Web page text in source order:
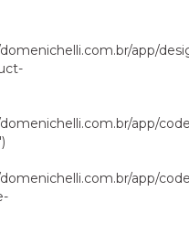
app/
app/
app/